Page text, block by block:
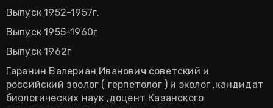
Выпуск 1952-1957г.
Выпуск 1955-1960г
Выпуск 1962г
Гаранин Валериан Иванович советский и
российский зоолог ( герпетолог ) и эколог ,кандидат
биологических наук ,доцент Казанского